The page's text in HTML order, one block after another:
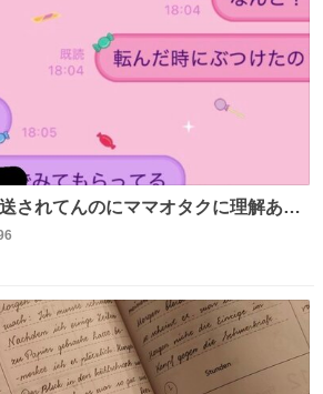
されてんのにママオタクに理解あっ